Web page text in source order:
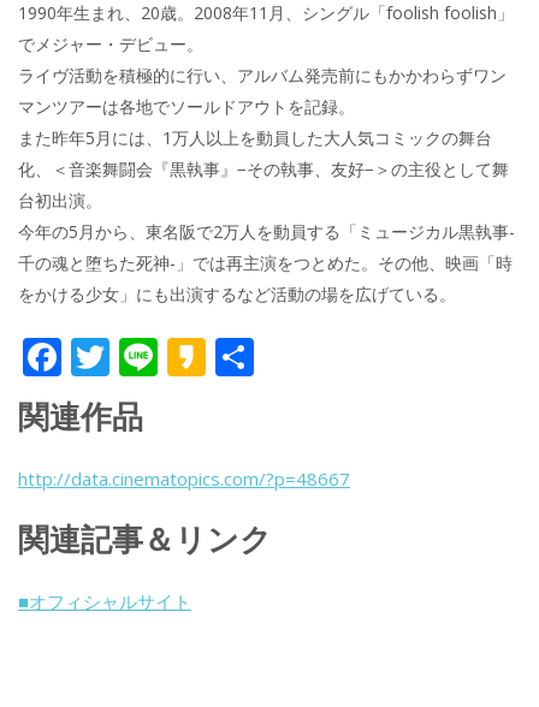
1990年生まれ、20歳。2008年11月、シングル「foolish foolish」
でメジャー・デビュー。
ライヴ活動を積極的に行い、アルバム発売前にもかかわらずワン
マンツアーは各地でソールドアウトを記録。
また昨年5月には、1万人以上を動員した大人気コミックの舞台
化、＜音楽舞闘会『黒執事』−その執事、友好−＞の主役として舞
台初出演。
今年の5月から、東名阪で2万人を動員する「ミュージカル黒執事-
千の魂と堕ちた死神-」では再主演をつとめた。その他、映画「時
をかける少女」にも出演するなど活動の場を広げている。
F
ac
e
b
o
o
k
T
w
itt
er
Li K
a
関連作品
http://data.cinematopics.com/?p=48667
関連記事＆リンク
■オフィシャルサイト